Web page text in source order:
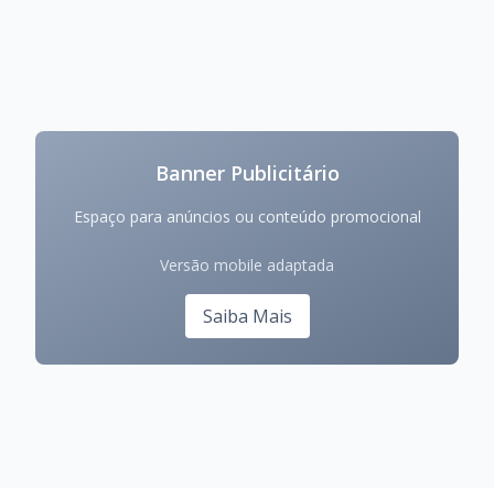
Banner Publicitário
Espaço para anúncios ou conteúdo promocional
Versão mobile adaptada
Saiba Mais